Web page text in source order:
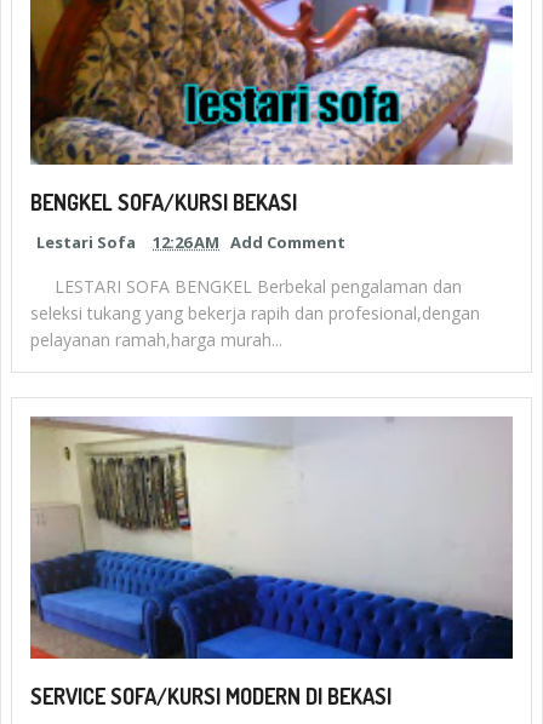
BENGKEL SOFA/KURSI BEKASI
Lestari Sofa 12:26 AM Add Comment
LESTARI SOFA BENGKEL Berbekal pengalaman dan
seleksi tukang yang bekerja rapih dan profesional,dengan
pelayanan ramah,harga murah...
SERVICE SOFA/KURSI MODERN DI BEKASI